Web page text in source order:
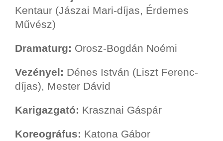
Kentaur (Jászai Mari-díjas, Érdemes
Művész)
Dramaturg: Orosz-Bogdán Noémi
Vezényel: Dénes István (Liszt Ferenc-
díjas), Mester Dávid
Karigazgató: Krasznai Gáspár
Koreográfus: Katona Gábor